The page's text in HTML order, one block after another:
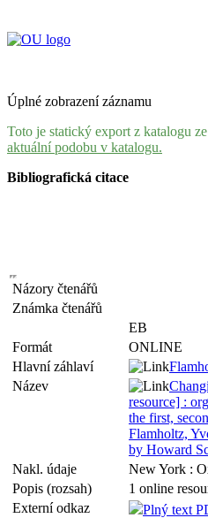
Úplné zobrazení záznamu
Toto je statický export z katalogu
aktuální podobu v katalogu.
Bibliografická citace
Názory čtenářů
Známka čtenářů
EB
Formát
ONLINE
Hlavní záhlaví
Název
resource] :
the first,
Flamholtz,
by Howard
Nakl. údaje
New York :
Popis (rozsah)
1 online
Externí odkaz
Plný text